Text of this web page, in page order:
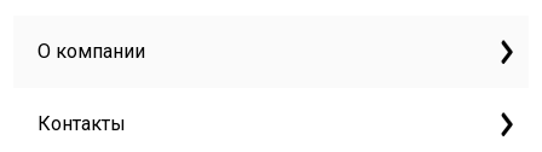
О компании
Контакты